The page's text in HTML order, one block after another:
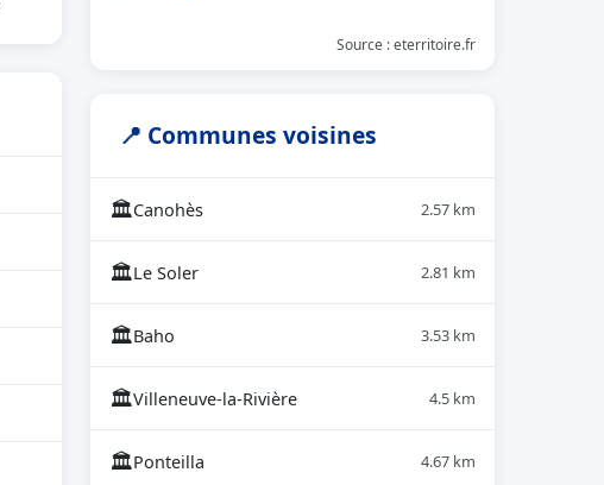
Source : eterritoire.fr
📍 Communes voisines
🏛Canohès 2.57 km
🏛Le Soler 2.81 km
🏛Baho 3.53 km
🏛Villeneuve-la-Rivière 4.5 km
🏛Ponteilla 4.67 km